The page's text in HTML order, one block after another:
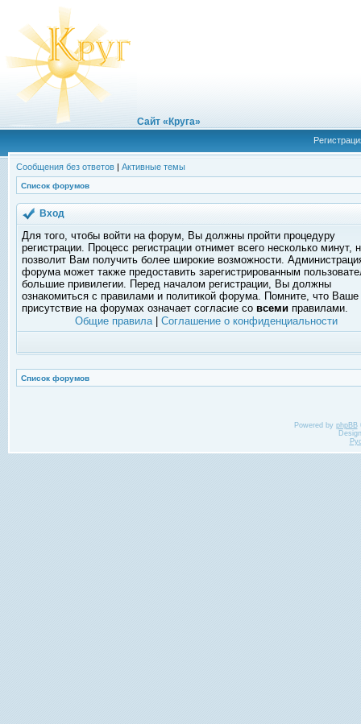
Сайт «Круга»
Сообщения без ответов | Активные темы
Список форумов
Вход
Для того, чтобы войти на форум, Вы должны пройти процедуру
регистрации. Процесс регистрации отнимет всего несколько минут,
позволит Вам получить более широкие возможности.
форума может также предоставить зарегистрированным
большие привилегии. Перед началом регистрации, Вы должны
ознакомиться с правилами и политикой форума. Помните, что Ваше
присутствие на форумах означает согласие со всеми правилами.
Общие правила| Соглашение о конфиденциальности
Список форумов
Powered by phpBB